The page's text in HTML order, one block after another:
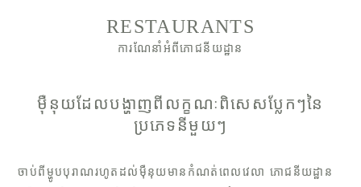
RESTAURANTS
ការណែនាំអំពីភោជនីយដ្ឋាន
ម៉ឺនុយដែលបង្ហាញពីលក្ខណៈពិសេសប្លែកៗនៃ
ប្រភេទនីមួយៗ
ចាប់ពីម្ហូបបុរាណរហូតដល់ម៉ឺនុយមានកំណត់ពេលវេលា ភោជនីយដ្ឋាន